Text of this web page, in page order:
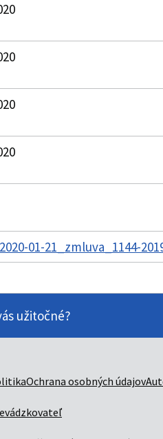
01-21_zmluva_1144-
užitočné?
Ochrana osobných údajov